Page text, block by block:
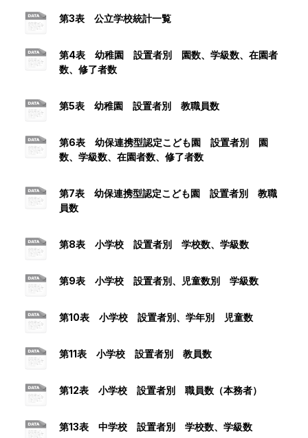
第3表 公立学校統計一覧
第4表 幼稚園 設置者別 園数、学級数、在園者
数、修了者数
第5表 幼稚園 設置者別 教職員数
第6表 幼保連携型認定こども園 設置者別 園
数、学級数、在園者数、修了者数
第7表 幼保連携型認定こども園 設置者別 教職
員数
第8表 小学校 設置者別 学校数、学級数
第9表 小学校 設置者別、児童数別 学級数
第10表 小学校 設置者別、学年別 児童数
第11表 小学校 設置者別 教員数
第12表 小学校 設置者別 職員数（本務者）
第13表 中学校 設置者別 学校数、学級数